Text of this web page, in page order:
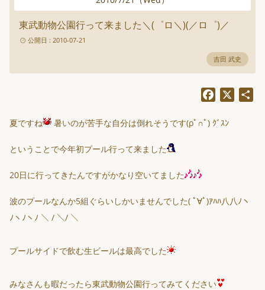
東武動物公園行って来ました＼(゜ロ＼)(／ロ゜)／
公開日 : 2010-07-21
吉田 武史
Facebook
夏ですね 暑いのが苦手な自分は倒れそうです(ρﾟ∩ﾟ) ｸﾞｽﾝ
ということで今年初プール行って来ました
20日に行ってきたんですがかなり空いてました
波のプールなんか5組ぐらいしかいませんでした( ﾟ∀ﾟ)ｱﾊﾊ八八ﾉヽ
ﾉヽﾉヽﾉ ＼ / ＼/ ＼
プールサイドで飲む生ビールは最高でした
みなさんも暇だったら東武動物公園行ってみてください